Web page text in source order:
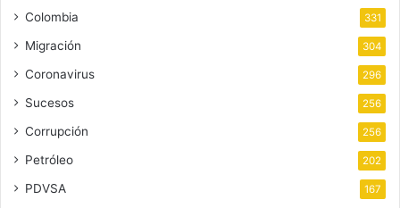
Colombia 331
Migración 304
Coronavirus 296
Sucesos 256
Corrupción 256
Petróleo 202
PDVSA 167